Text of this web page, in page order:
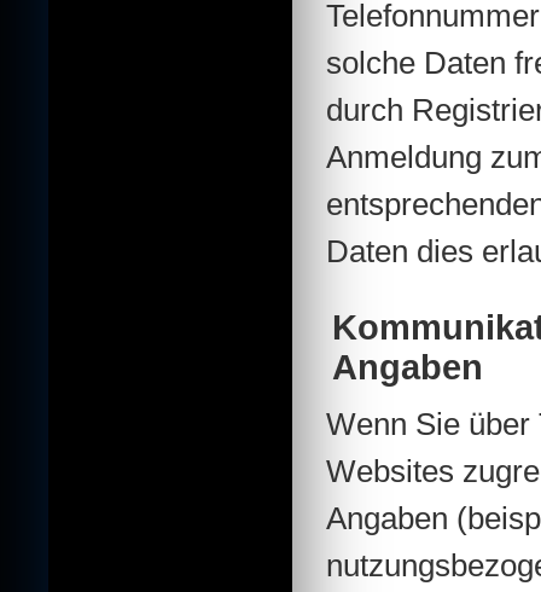
solche Daten
durch
Anmeldung
Daten dies
Angaben
Wenn Sie über
Websites
Angaben